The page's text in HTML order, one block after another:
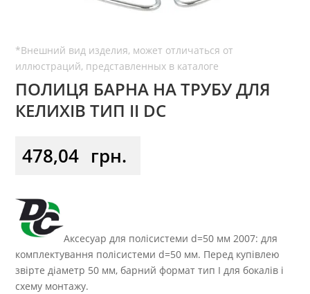
ПОЛИЦЯ БАРНА НА ТРУБУ ДЛЯ
КЕЛИХІВ ТИП II DC
478,04 грн.
Аксесуар для полісистеми d=50 мм 2007: для
комплектування полісистеми d=50 мм. Перед купівлею
звірте діаметр 50 мм, барний формат тип I для бокалів і
схему монтажу.